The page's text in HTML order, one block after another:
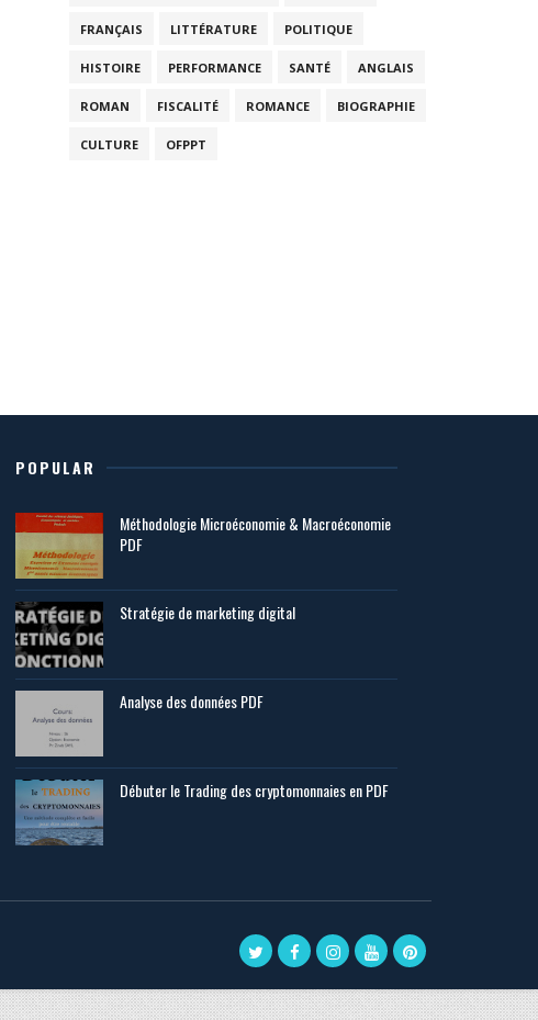
FRANÇAIS LITTÉRATURE POLITIQUE
HISTOIRE PERFORMANCE SANTÉ ANGLAIS
ROMAN FISCALITÉ ROMANCE BIOGRAPHIE
CULTURE OFPPT
POPULAR
Méthodologie Microéconomie & Macroéconomie
PDF
Stratégie de marketing digital
Analyse des données PDF
Débuter le Trading des cryptomonnaies en PDF